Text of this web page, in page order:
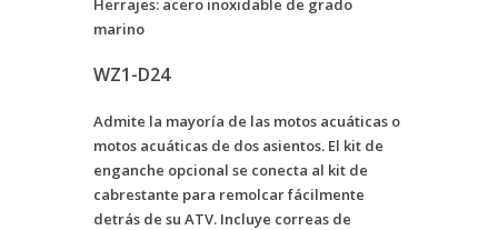
Herrajes: acero inoxidable de grado
marino
WZ1-D24
Admite la mayoría de las motos acuáticas o
motos acuáticas de dos asientos. El kit de
enganche opcional se conecta al kit de
cabrestante para remolcar fácilmente
detrás de su ATV. Incluye correas de